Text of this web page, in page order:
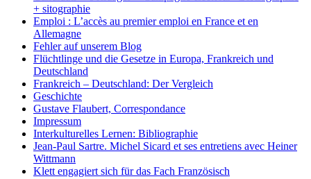
+ sitographie
Emploi : L’accès au premier emploi en France et en
Allemagne
Fehler auf unserem Blog
Flüchtlinge und die Gesetze in Europa, Frankreich und
Deutschland
Frankreich – Deutschland: Der Vergleich
Geschichte
Gustave Flaubert, Correspondance
Impressum
Interkulturelles Lernen: Bibliographie
Jean-Paul Sartre. Michel Sicard et ses entretiens avec Heiner
Wittmann
Klett engagiert sich für das Fach Französisch